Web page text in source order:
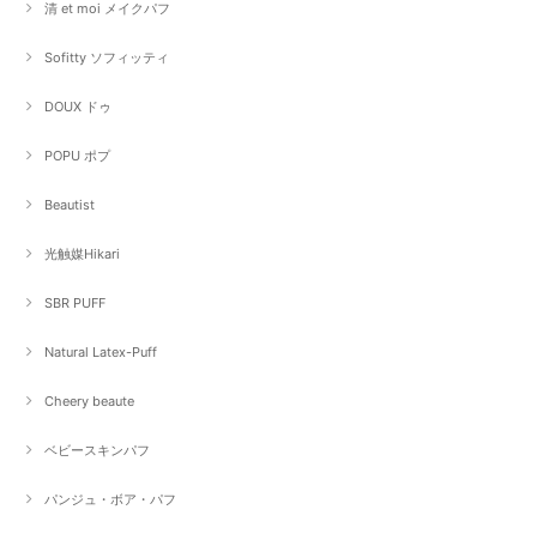
清 et moi メイクパフ
Sofitty ソフィッティ
DOUX ドゥ
POPU ポプ
Beautist
光触媒Hikari
SBR PUFF
Natural Latex-Puff
Cheery beaute
ベビースキンパフ
パンジュ・ボア・パフ